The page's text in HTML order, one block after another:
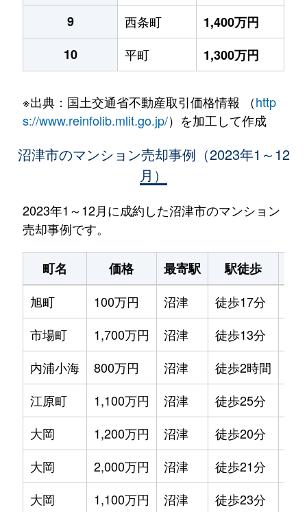
9
西条町
1,400万円
10
平町 1,300万円
※出典：国土交通省不動産取引価格情報 （http
s://www.reinfolib.mlit.go.jp/）を加工して作成
沼津市のマンション売却事例（2023年1～12
月）
2023年1～12月に成約した沼津市のマンション
売却事例です。
町名 価格 最寄駅 駅徒歩
旭町
100万円 沼津 徒歩17分
市場町
1,700万円 沼津 徒歩13分
内浦小海
800万円 沼津 徒歩2時間
江原町
1,100万円 沼津 徒歩25分
大岡
1,200万円 沼津 徒歩20分
大岡
2,000万円 沼津 徒歩21分
大岡
1,100万円 沼津 徒歩23分